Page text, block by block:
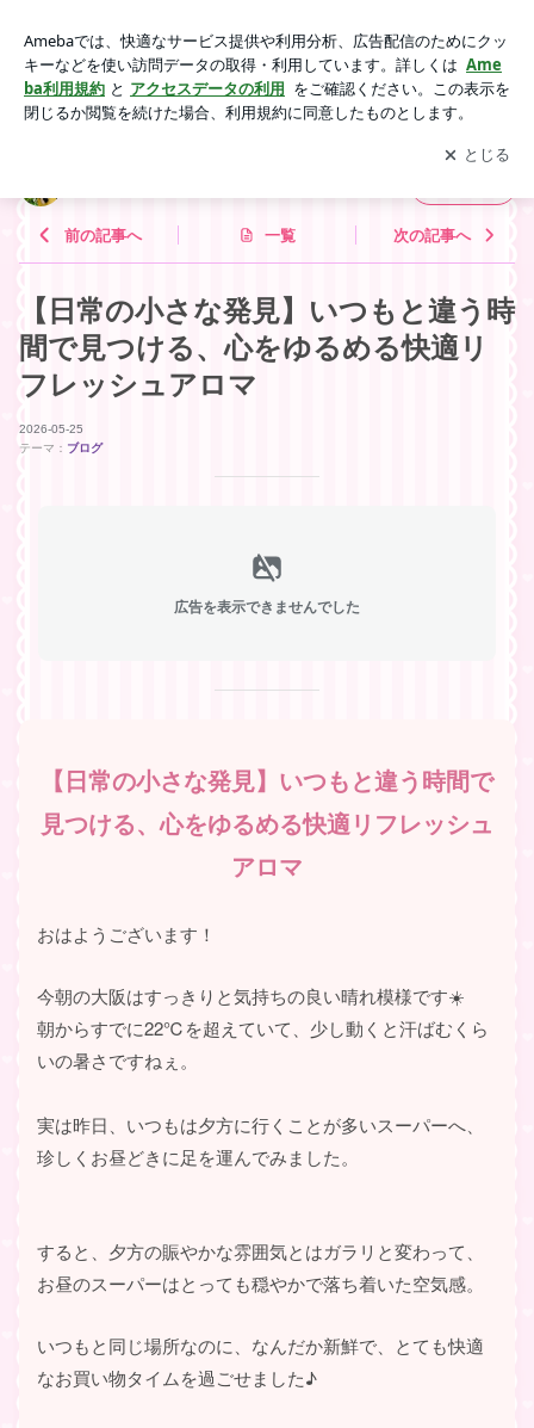
める快適リフレッシュアロマ | 内山いづみの『毎日アロマ手
帖』
アプリをダウンロードして ブログの更新通知
を受け取りまし
ょう。
開く
前の記事へ 一覧 次の記事へ
【日常の小さな発見】いつもと違う時
間で見つける、心をゆるめる快適リ
フレッシュアロマ
2026-05-25
テーマ： ブログ
広告を表示できませんでした
【日常の小さな発見】いつもと違う時間で
見つける、心をゆるめる快適リフレッシュ
アロマ
おはようございます！
今朝の大阪はすっきりと気持ちの良い晴れ模様です☀️
朝からすでに22℃を超えていて、少し動くと汗ばむくら
いの暑さですねぇ。
実は昨日、いつもは夕方に行くことが多いスーパーへ、
珍しくお昼どきに足を運んでみました。
すると、夕方の賑やかな雰囲気とはガラリと変わって、
お昼のスーパーはとっても穏やかで落ち着いた空気感。
いつもと同じ場所なのに、なんだか新鮮で、とても快適
なお買い物タイムを過ごせました♪